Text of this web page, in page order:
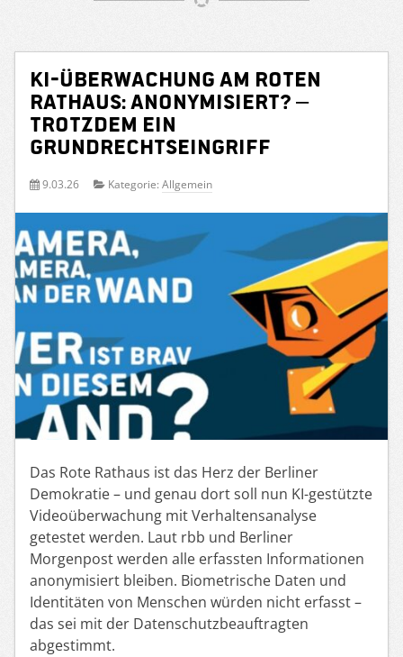
KI-Überwachung am Roten
Rathaus: Anonymisiert? –
Trotzdem ein
Grundrechtseingriff
9.03.26 Kategorie: Allgemein
Das Rote Rathaus ist das Herz der Berliner
Demokratie – und genau dort soll nun KI-gestützte
Videoüberwachung mit Verhaltensanalyse
getestet werden. Laut rbb und Berliner
Morgenpost werden alle erfassten Informationen
anonymisiert bleiben. Biometrische Daten und
Identitäten von Menschen würden nicht erfasst –
das sei mit der Datenschutzbeauftragten
abgestimmt.